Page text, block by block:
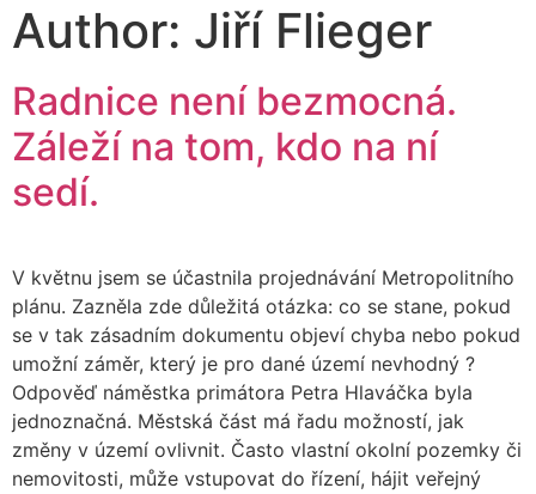
Author: Jiří Flieger
Radnice není bezmocná.
Záleží na tom, kdo na ní
sedí.
V květnu jsem se účastnila projednávání Metropolitního
plánu. Zazněla zde důležitá otázka: co se stane, pokud
se v tak zásadním dokumentu objeví chyba nebo pokud
umožní záměr, který je pro dané území nevhodný ?
Odpověď náměstka primátora Petra Hlaváčka byla
jednoznačná. Městská část má řadu možností, jak
změny v území ovlivnit. Často vlastní okolní pozemky či
nemovitosti, může vstupovat do řízení, hájit veřejný